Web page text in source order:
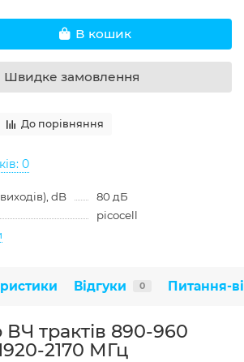
В кошик
Швидке замовлення
До порівняння
0
dB
80 дБ
picocell
Відгуки 0 Питання-
трактів 890-960
2170 МГц